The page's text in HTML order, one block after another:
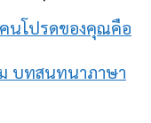
คนโปรดของคุณคือ
ม บทสนทนาภาษา